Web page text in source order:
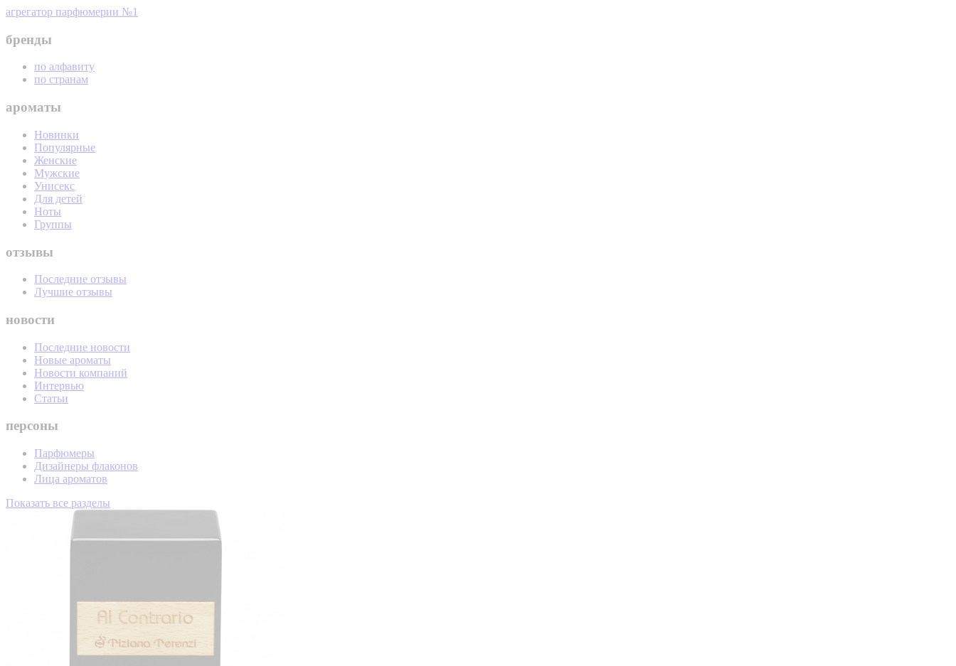
агрегатор парфюмерии №1
бренды
по алфавиту
по странам
ароматы
Новинки
Популярные
Женские
Мужские
Унисекс
Для детей
Ноты
Группы
отзывы
Последние отзывы
Лучшие отзывы
новости
Последние новости
Новые ароматы
Новости компаний
Интервью
Статьи
персоны
Парфюмеры
Дизайнеры флаконов
Лица ароматов
Показать все разделы